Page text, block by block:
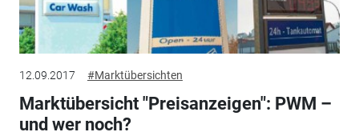
12.09.2017 #Marktübersichten
Marktübersicht "Preisanzeigen": PWM –
und wer noch?